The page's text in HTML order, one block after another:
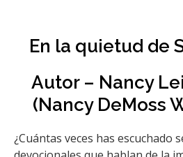
En la quietud de
Autor – Nancy
(Nancy DeMoss
¿Cuántas veces has escuchado